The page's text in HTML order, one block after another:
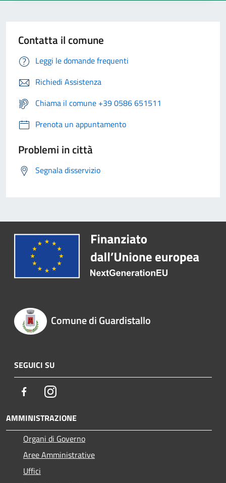
Contatta il comune
Leggi le domande frequenti
Richiedi Assistenza
Chiama il comune +39 0586 651511
Prenota un appuntamento
Problemi in città
Segnala disservizio
Comune di Guardistallo
SEGUICI SU
FacebookInstagram
AMMINISTRAZIONE
Organi di Governo
Aree Amministrative
Uffici